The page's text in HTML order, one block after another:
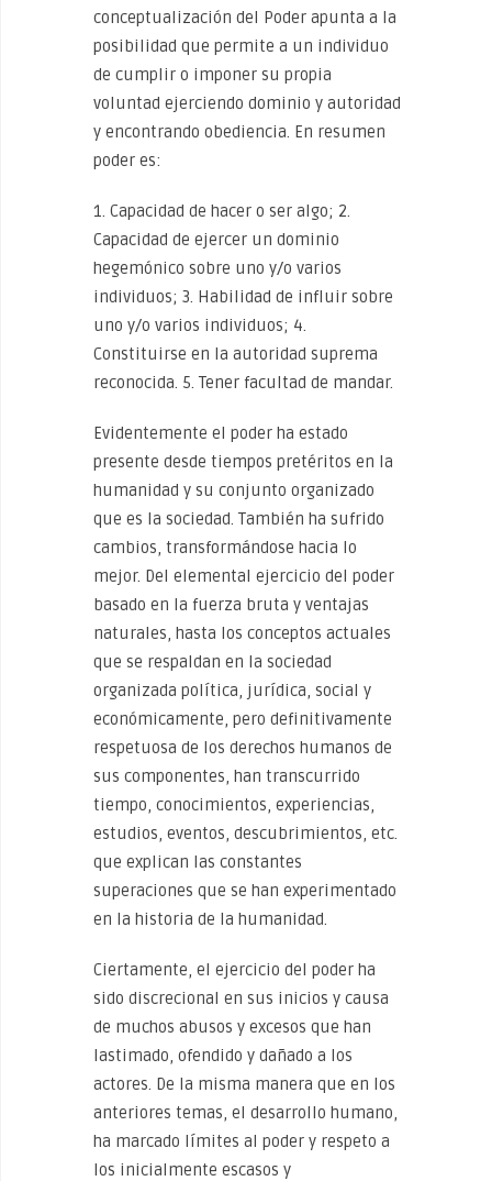
conceptualización del Poder apunta a la
posibilidad que permite a un individuo
de cumplir o imponer su propia
voluntad ejerciendo dominio y autoridad
y encontrando obediencia. En resumen
poder es:
1. Capacidad de hacer o ser algo; 2.
Capacidad de ejercer un dominio
hegemónico sobre uno y/o varios
individuos; 3. Habilidad de influir sobre
uno y/o varios individuos; 4.
Constituirse en la autoridad suprema
reconocida. 5. Tener facultad de mandar.
Evidentemente el poder ha estado
presente desde tiempos pretéritos en la
humanidad y su conjunto organizado
que es la sociedad. También ha sufrido
cambios, transformándose hacia lo
mejor. Del elemental ejercicio del poder
basado en la fuerza bruta y ventajas
naturales, hasta los conceptos actuales
que se respaldan en la sociedad
organizada política, jurídica, social y
económicamente, pero definitivamente
respetuosa de los derechos humanos de
sus componentes, han transcurrido
tiempo, conocimientos, experiencias,
estudios, eventos, descubrimientos, etc.
que explican las constantes
superaciones que se han experimentado
en la historia de la humanidad.
Ciertamente, el ejercicio del poder ha
sido discrecional en sus inicios y causa
de muchos abusos y excesos que han
lastimado, ofendido y dañado a los
actores. De la misma manera que en los
anteriores temas, el desarrollo humano,
ha marcado límites al poder y respeto a
los inicialmente escasos y